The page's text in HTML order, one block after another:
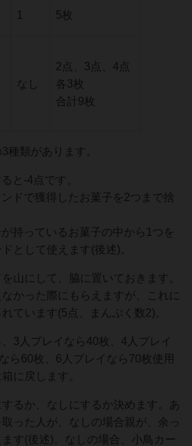
1 5枚
なし
2点、3点、4点
各3枚
合計9枚
種類があります。
と-4点です。
ドで獲得したお菓子を2つまで捨
持っているお菓子の中から1つを
として使えます(後述)。
山にして、脇に置いておきます。
かった際にもらえますが、これに
ています(5点、まんぷく数2)。
3人プレイなら40枚、4人プレイ
ら60枚、6人プレイなら70枚使用
に戻します。
るか、なしにするか決めます。あ
った人が、なしの場合親が、余っ
す(後述)。なしの場合、小鳥カー